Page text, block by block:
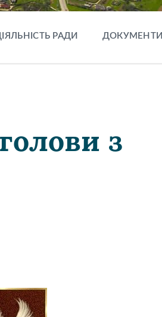
РАДИ ДОКУМЕНТИ
з